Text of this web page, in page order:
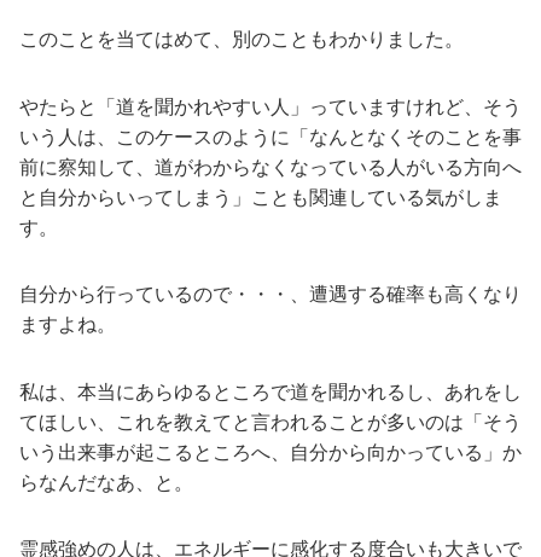
このことを当てはめて、別のこともわかりました。
やたらと「道を聞かれやすい人」っていますけれど、そう
いう人は、このケースのように「なんとなくそのことを事
前に察知して、道がわからなくなっている人がいる方向へ
と自分からいってしまう」ことも関連している気がしま
す。
自分から行っているので・・・、遭遇する確率も高くなり
ますよね。
私は、本当にあらゆるところで道を聞かれるし、あれをし
てほしい、これを教えてと言われることが多いのは「そう
いう出来事が起こるところへ、自分から向かっている」か
らなんだなあ、と。
霊感強めの人は、エネルギーに感化する度合いも大きいで